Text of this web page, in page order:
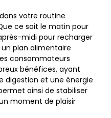
votre routine
ce soit le matin pour
midi pour recharger
plan alimentaire
consommateurs
bénéfices, ayant
digestion et une énergie
ainsi de stabiliser
moment de plaisir